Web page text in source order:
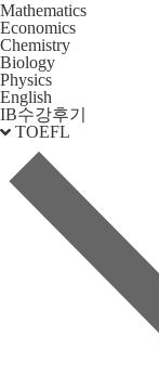
Mathematics
Economics
Chemistry
Biology
Physics
English
IB수강후기
TOEFL